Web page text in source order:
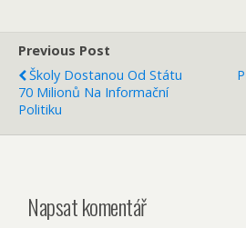
Previous Post
Školy Dostanou Od Státu
70 Milionů Na Informační
Politiku
Napsat komentář